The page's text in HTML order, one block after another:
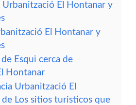
Urbanització El Hontanar y
El Hontanar y
de Esqui cerca de
Hontanar
Urbanització El
de Los sitios turisticos que